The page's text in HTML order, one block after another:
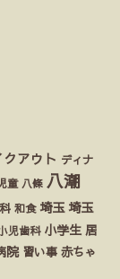
クアウト ディナ
童 八條 八潮
和食 埼玉 埼玉
児歯科 小学生 居
院 習い事 赤ちゃ